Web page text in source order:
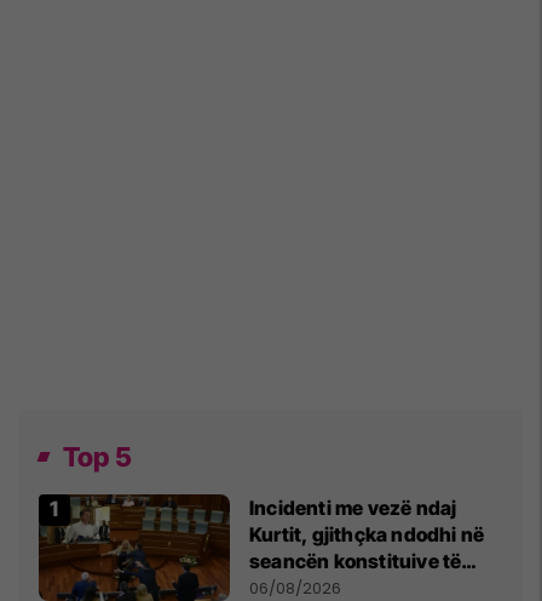
Top 5
Incidenti me vezë ndaj
Kurtit, gjithçka ndodhi në
seancën konstituive të
Kuvendit
06/08/2026